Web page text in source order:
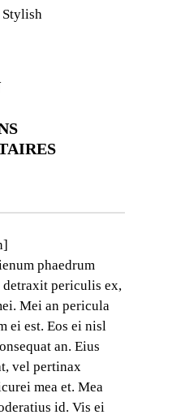
Stylish
phaedrum
detraxit periculis ex,
Mei an pericula
ei est. Eos ei nisl
an. Eius
vel pertinax
mea et. Mea
id. Vis ei